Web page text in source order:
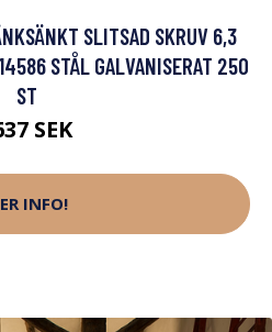
SLITSAD SKRUV 6,3
STÅL GALVANISERAT 250
ST
SEK
INFO!